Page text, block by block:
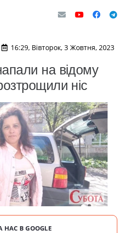
16:29, Вівторок, 3 Жовтня, 2023
на відому
ніс
В GOOGLE